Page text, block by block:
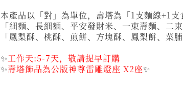
本產品以「對」為單位，壽塔為「1支麵線+1
「細麵、長細麵、平安發財米、一束壽麵、二
「鳳梨酥、桃酥、煎餅、方塊酥、鳳梨餅、菜脯
✨工作天:5-7天，敬請提早訂購
✨壽塔飾品為公版神尊雷雕燈座 X2座✨